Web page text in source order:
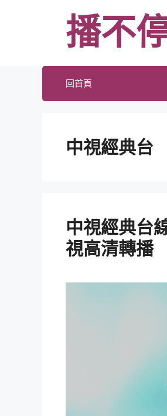
播不
回首頁
中視經典台
中視經典台
視高清轉播